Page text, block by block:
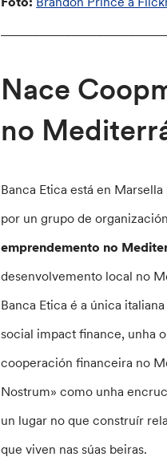
Nace
no
Banca Etica está en
por un grupo de
emprendemento no
desenvolvemento local no
Banca Etica é a única
social impact finance, unha
cooperación financeira no
Nostrum» como unha
un lugar no que construír
que viven nas súas beiras.